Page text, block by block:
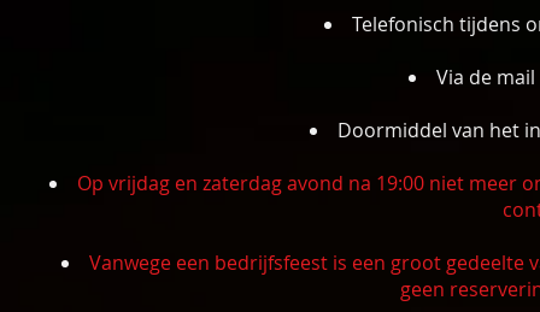
Telefonisch tijdens
Via de
Doormiddel van het
Op vrijdag en zaterdag avond na 19:00 niet meer
Vanwege een bedrijfsfeest is een groot gedeelte
geen